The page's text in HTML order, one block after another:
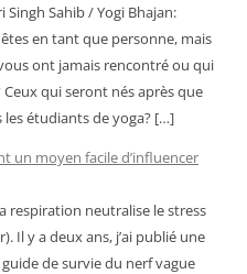
Singh Sahib / Yogi Bhajan:
en tant que personne, mais
ont jamais rencontré ou qui
qui seront nés après que
étudiants de yoga? […]
un moyen facile d’influencer
respiration neutralise le stress
Il y a deux ans, j’ai publié une
de survie du nerf vague